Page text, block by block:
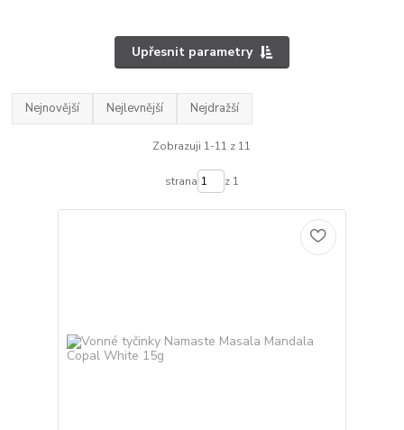
Upřesnit parametry
Nejnovější Nejlevnější Nejdražší
Zobrazuji 1-11 z 11
strana z 1